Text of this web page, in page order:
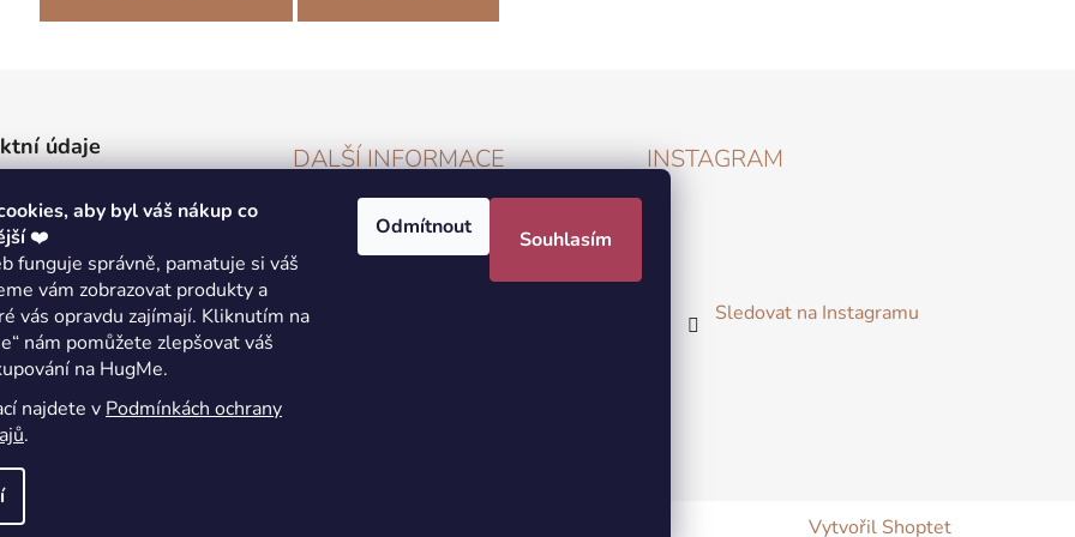
aby byl váš nákup co
❤️
funguje správně, pamatuje si váš
vám zobrazovat produkty a
vás opravdu zajímají. Kliknutím na
nám pomůžete zlepšovat váš
na HugMe.
najdete v Podmínkách ochrany
.
Odmítnout Souhlasím
údaje
s.r.o.
49, 286 01 Bílé Podolí
DALŠÍ INFORMACE
Vše o nákupu
Velikostní tabulky
Vrácení, výměna a reklamace zboží
INSTAGRAM
Sledovat na Instagramu
Vytvořil Shoptet